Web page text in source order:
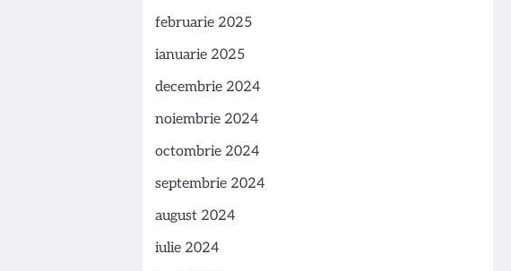
februarie 2025
ianuarie 2025
decembrie 2024
noiembrie 2024
octombrie 2024
septembrie 2024
august 2024
iulie 2024